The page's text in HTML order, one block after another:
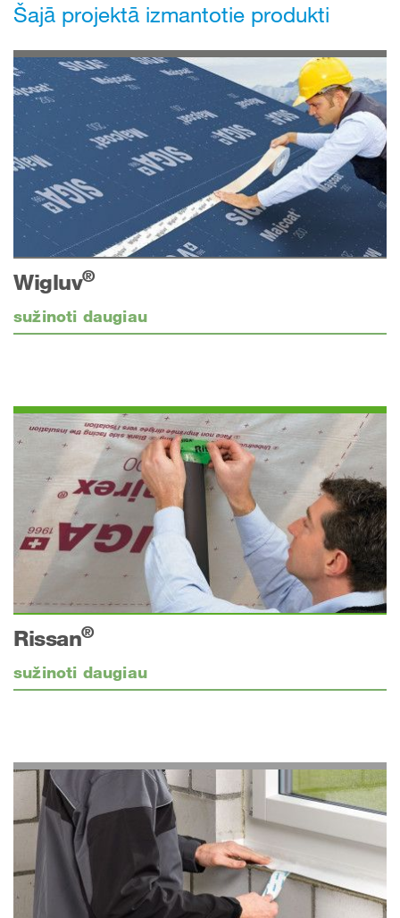
Šajā projektā izmantotie produkti
Wigluv®
sužinoti daugiau
Rissan®
sužinoti daugiau